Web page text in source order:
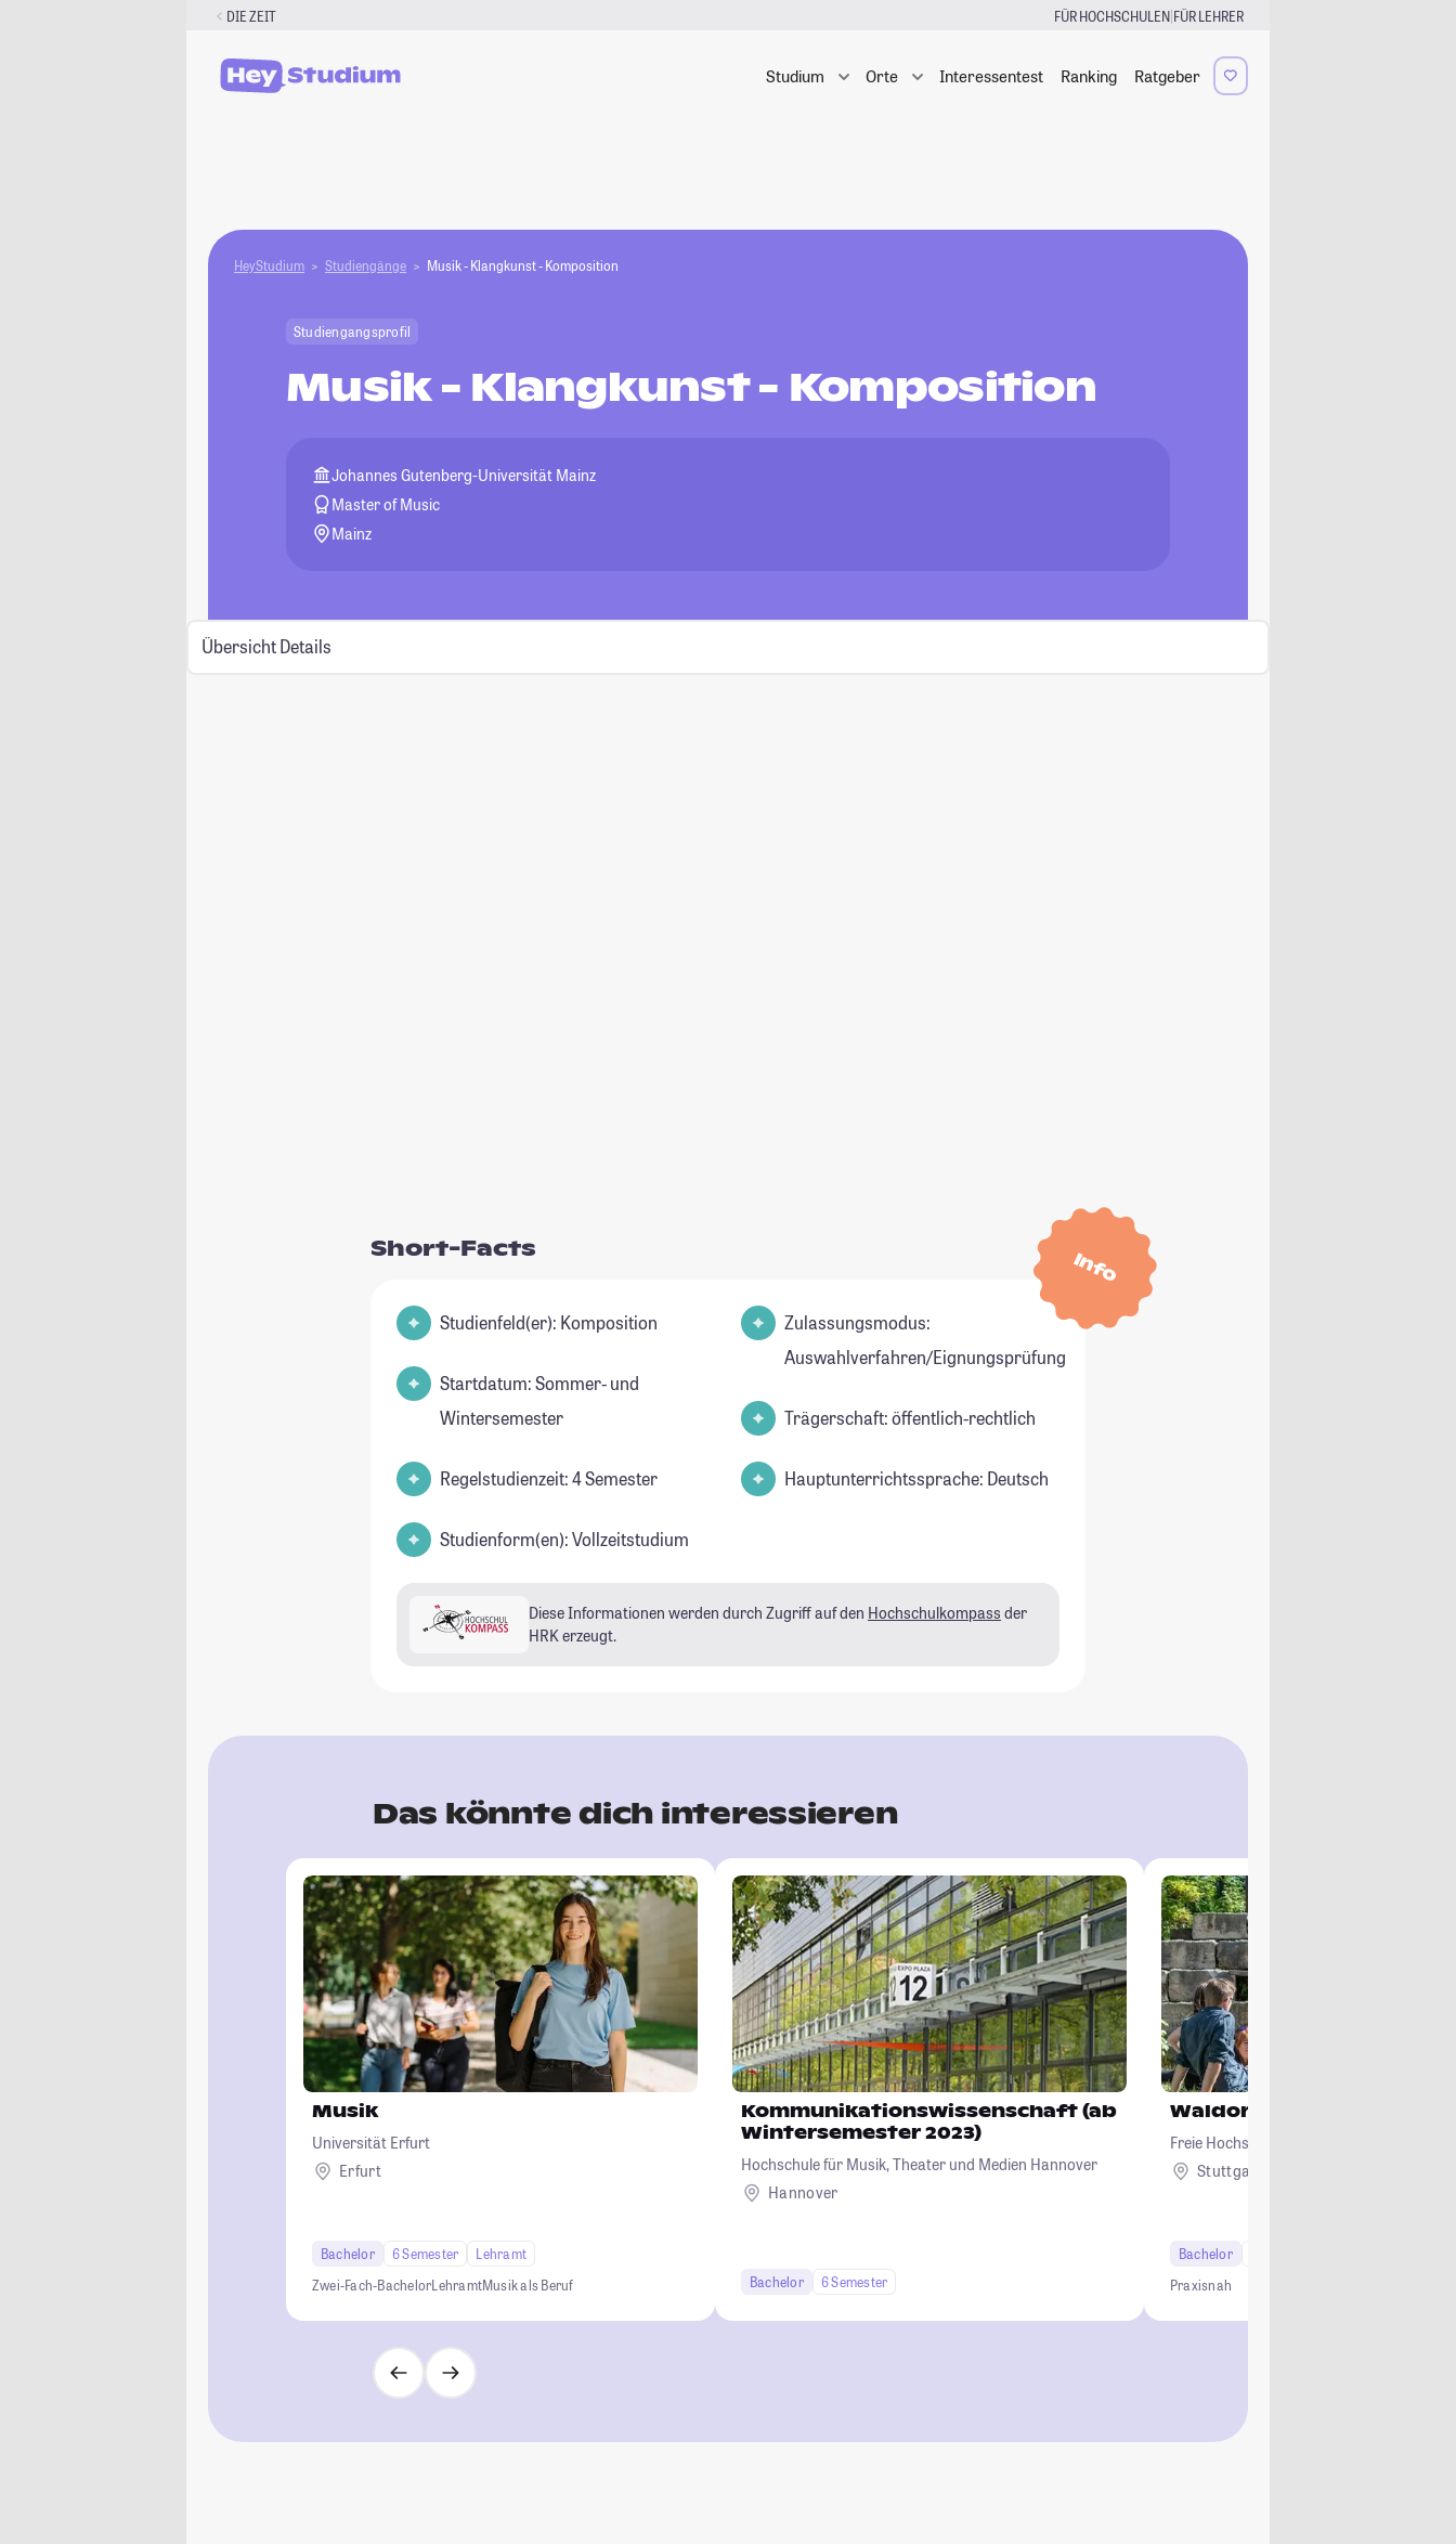
DIE ZEIT FÜR HOCHSCHULEN|FÜR LEHRER
Studium Orte Interessentest Ranking Ratgeber
HeyStudium Studiengänge Musik - Klangkunst - Komposition
Studiengangsprofil
Musik - Klangkunst - Komposition
Johannes Gutenberg-Universität Mainz
Master of Music
Mainz
Übersicht Details
Info
Short-Facts
Studienfeld(er): Komposition
Startdatum: Sommer- und
Wintersemester
Regelstudienzeit: 4 Semester
Studienform(en): Vollzeitstudium
Zulassungsmodus:
Auswahlverfahren/Eignungsprüfung
Trägerschaft: öffentlich-rechtlich
Hauptunterrichtssprache: Deutsch
Diese Informationen werden durch Zugriff auf den Hochschulkompass der
HRK erzeugt.
Das könnte dich interessieren
Musik
Universität Erfurt
Erfurt
Bachelor 6 Semester
Lehramt
Zwei-Fach-BachelorLehramtMusik als Beruf
Kommunikationswissenschaft (ab
Wintersemester 2023)
Hochschule für Musik, Theater und Medien Hannover
Hannover
Bachelor 6 Semester
Waldorfpädagogik
Freie Hochschule Stuttgart Seminar für
Waldorfpädagogik
Stuttgart
Bachelor
Praxisnah